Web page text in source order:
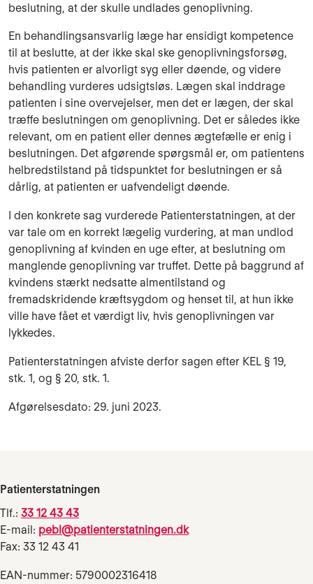
beslutning, at der skulle undlades genoplivning.
En behandlingsansvarlig læge har ensidigt kompetence
til at beslutte, at der ikke skal ske genoplivningsforsøg,
hvis patienten er alvorligt syg eller døende, og videre
behandling vurderes udsigtsløs. Lægen skal inddrage
patienten i sine overvejelser, men det er lægen, der skal
træffe beslutningen om genoplivning. Det er således ikke
relevant, om en patient eller dennes ægtefælle er enig i
beslutningen. Det afgørende spørgsmål er, om patientens
helbredstilstand på tidspunktet for beslutningen er så
dårlig, at patienten er uafvendeligt døende.
I den konkrete sag vurderede Patienterstatningen, at der
var tale om en korrekt lægelig vurdering, at man undlod
genoplivning af kvinden en uge efter, at beslutning om
manglende genoplivning var truffet. Dette på baggrund af
kvindens stærkt nedsatte almentilstand og
fremadskridende kræftsygdom og henset til, at hun ikke
ville have fået et værdigt liv, hvis genoplivningen var
lykkedes.
Patienterstatningen afviste derfor sagen efter KEL § 19,
stk. 1, og § 20, stk. 1.
Afgørelsesdato: 29. juni 2023.
Patienterstatningen
Tlf.: 33 12 43 43
E-mail: pebl@patienterstatningen.dk
Fax: 33 12 43 41
EAN-nummer: 5790002316418